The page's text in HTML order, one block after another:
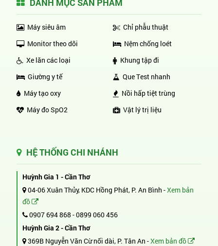
DANH MỤC SẢN PHẨM
Máy siêu âm
Monitor theo dõi
Xe lăn các loại
Giường y tế
Máy tạo oxy
Máy đo SpO2
Chỉ phẫu thuật
Nệm chống loét
Khung tập đi
Que Test nhanh
Nồi hấp tiệt trùng
Vật lý trị liệu
HỆ THỐNG CHI NHÁNH
Huỳnh Gia 1 - Cần Thơ
04-06 Xuân Thủy, KDC Hồng Phát, P. An Bình -Xem bản
đồ
0907 694 868 -0899 060 456
Huỳnh Gia 2 - Cần Thơ
369B Nguyễn Văn Cừ nối dài, P. Tân An -Xem bản đồ